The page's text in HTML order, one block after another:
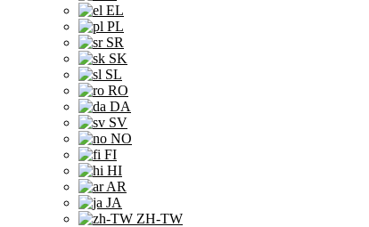
EL
PL
SR
SK
SL
RO
DA
SV
NO
FI
HI
AR
JA
ZH-TW